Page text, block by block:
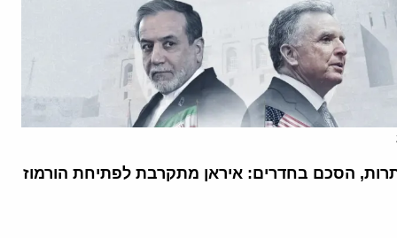
הסכם בחדרים: איראן מתקרבת לפתיחת הורמוז